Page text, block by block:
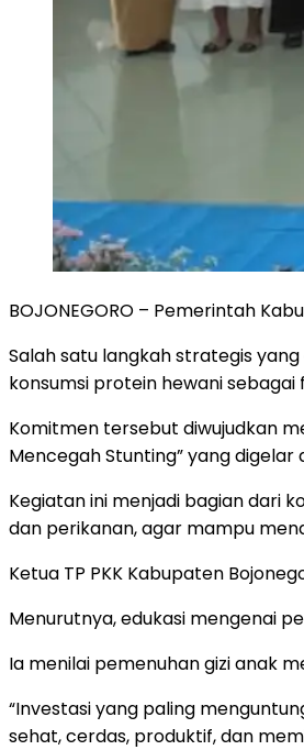
BOJONEGORO – Pemerintah
Salah satu langkah strategis
konsumsi protein hewani
Komitmen tersebut diwujudkan
Mencegah Stunting” yang
Kegiatan ini menjadi bagian dari
dan perikanan, agar mampu
Ketua TP PKK Kabupaten
Menurutnya, edukasi mengenai
Ia menilai pemenuhan gizi anak
“Investasi yang paling
sehat, cerdas, produktif, dan